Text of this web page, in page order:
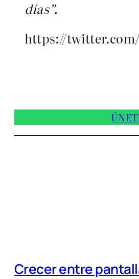
días”.
https://twitter.com/
Crecer entre